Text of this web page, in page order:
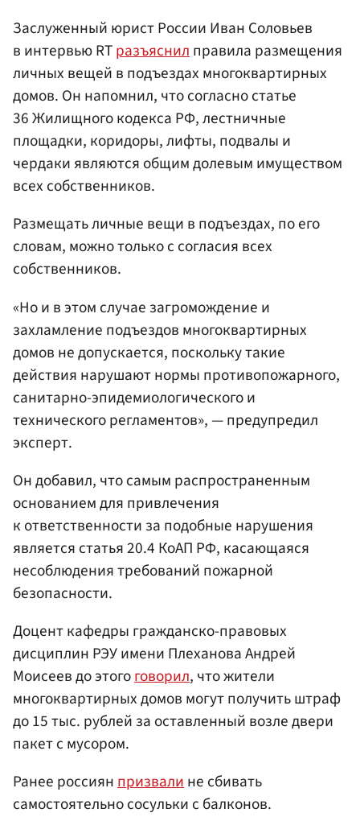
Заслуженный юрист России Иван Соловьев
в интервью RTразъяснилправила размещения
личных вещей в подъездах многоквартирных
домов. Он напомнил, что согласно статье
36 Жилищного кодекса РФ, лестничные
площадки, коридоры, лифты, подвалы и
чердаки являются общим долевым имуществом
всех собственников.
Размещать личные вещи в подъездах, по его
словам, можно только с согласия всех
собственников.
«Но и в этом случае загромождение и
захламление подъездов многоквартирных
домов не допускается, поскольку такие
действия нарушают нормы противопожарного,
санитарно-эпидемиологического и
технического регламентов», — предупредил
эксперт.
Он добавил, что самым распространенным
основанием для привлечения
к ответственности за подобные нарушения
является статья 20.4 КоАП РФ, касающаяся
несоблюдения требований пожарной
безопасности.
Доцент кафедры гражданско-правовых
дисциплин РЭУ имени Плеханова Андрей
Моисеев до этогоговорил, что жители
многоквартирных домов могут получить штраф
до 15 тыс. рублей за оставленный возле двери
пакет с мусором.
Ранее россиянпризвалине сбивать
самостоятельно сосульки с балконов.